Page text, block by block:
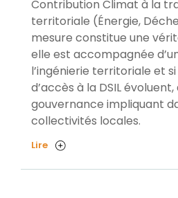
Contribution Climat à la
territoriale (Énergie,
mesure constitue une
elle est accompagnée
l’ingénierie territoriale et
d’accès à la DSIL
gouvernance impliquant
collectivités locales.
Lire